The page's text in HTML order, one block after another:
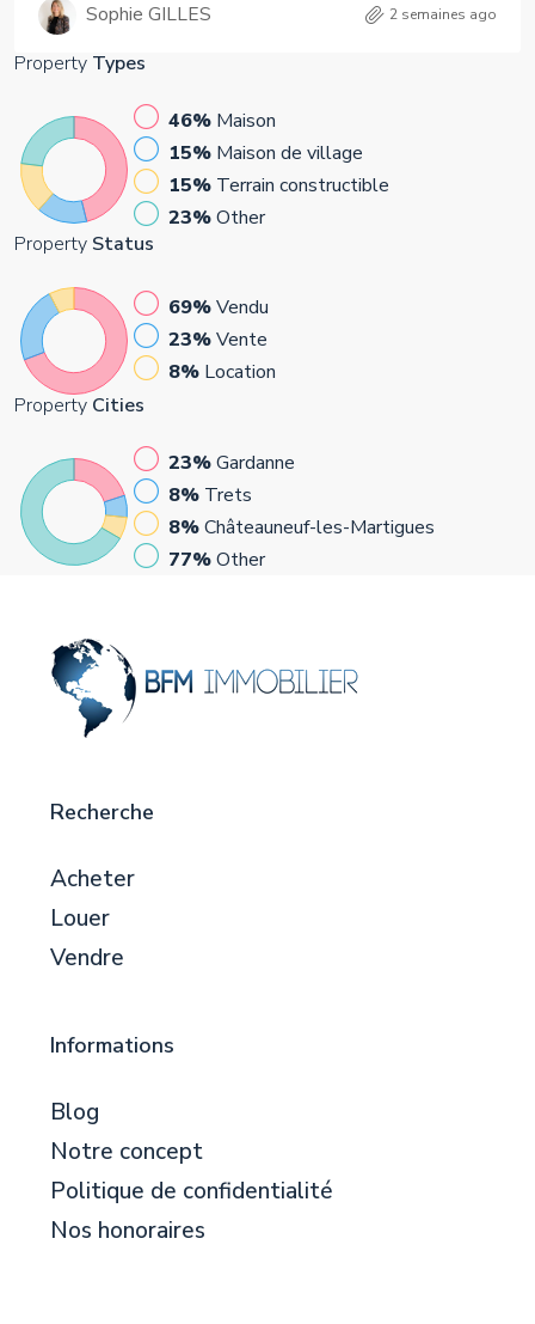
Sophie GILLES 2 semaines ago
Property Types
46% Maison
15% Maison de village
15% Terrain constructible
23%Other
Property Status
69%Vendu
23%Vente
8% Location
Property Cities
23%Gardanne
8% Trets
8%Châteauneuf-les-Martigues
77%Other
Recherche
Acheter
Louer
Vendre
Informations
Blog
Notre concept
Politique de confidentialité
Nos honoraires